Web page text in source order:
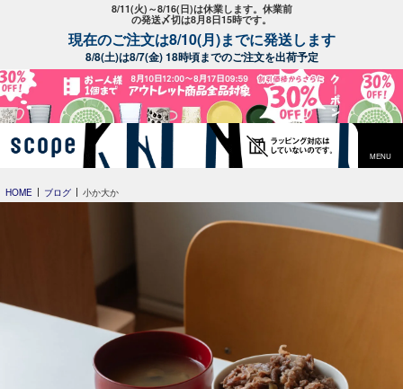
8/11(火)～8/16(日)は休業します。休業前
の発送〆切は8月8日15時です。
現在のご注文は8/10(月)までに発送します
8/8(土)は8/7(金) 18時頃までのご注文を出荷予定
MENU
HOME ブログ 小か大か